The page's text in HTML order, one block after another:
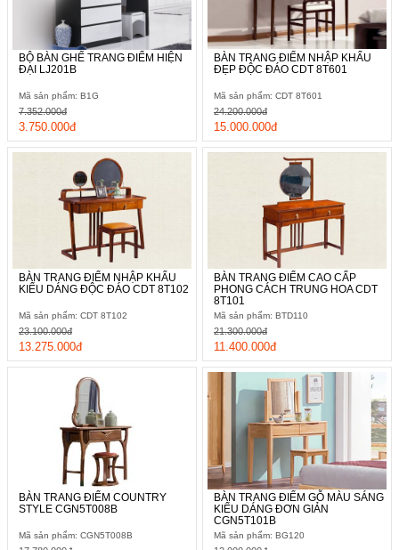
BỘ BÀN GHẾ TRANG ĐIỂM HIỆN
ĐẠI LJ201B
Mã sản phẩm: B1G
3.750.000đ
7.352.000đ
BÀN TRANG ĐIỂM NHẬP KHẨU
ĐẸP ĐỘC ĐÁO CDT 8T601
Mã sản phẩm: CDT 8T601
15.000.000đ
24.200.000đ
BÀN TRANG ĐIỂM NHẬP KHẨU
KIỂU DÁNG ĐỘC ĐÁO CDT 8T102
Mã sản phẩm: CDT 8T102
13.275.000đ
23.100.000đ
BÀN TRANG ĐIỂM CAO CẤP
PHONG CÁCH TRUNG HOA CDT
8T101
Mã sản phẩm: BTD110
11.400.000đ
21.300.000đ
BÀN TRANG ĐIỂM COUNTRY
STYLE CGN5T008B
Mã sản phẩm: CGN5T008B
BÀN TRANG ĐIỂM GỖ MÀU SÁNG
KIỂU DÁNG ĐƠN GIẢN
CGN5T101B
Mã sản phẩm: BG120